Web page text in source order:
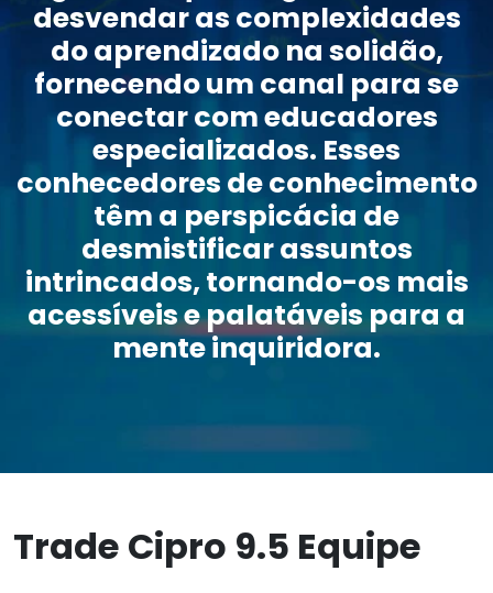
desvendar as complexidades
do aprendizado na solidão,
fornecendo um canal para se
conectar com educadores
especializados. Esses
conhecedores de conhecimento
têm a perspicácia de
desmistificar assuntos
intrincados, tornando-os mais
acessíveis e palatáveis para a
mente inquiridora.
Trade Cipro 9.5 Equipe